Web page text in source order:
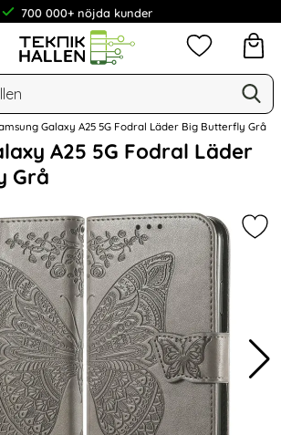
700 000+ nöjda kunder
Mina
Galaxy A25 5G Fodral Läder Big Butterfly Grå
A25 5G Fodral Läder
Grå